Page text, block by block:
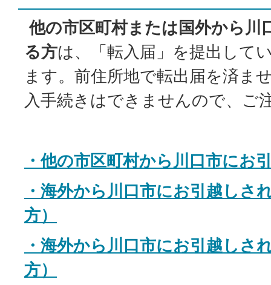
他の市区町村または国外から川
る方は、「転入届」を提出して
ます。前住所地で転出届を済ま
入手続きはできませんので、ご
・他の市区町村から川口市にお
・海外から川口市にお引越しさ
方）
・海外から川口市にお引越しさ
方）